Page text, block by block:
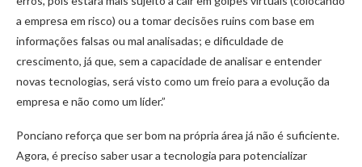
a empresa em risco) ou a tomar decisões ruins com base em
informações falsas ou mal analisadas; e dificuldade de
crescimento, já que, sem a capacidade de analisar e entender
novas tecnologias, será visto como um freio para a evolução da
empresa e não como um líder.”
Ponciano reforça que ser bom na própria área já não é suficiente.
Agora, é preciso saber usar a tecnologia para potencializar